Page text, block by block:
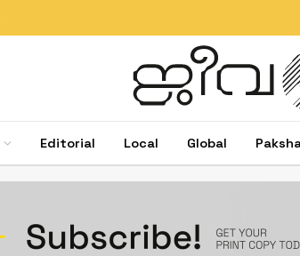
Editorial Local Global